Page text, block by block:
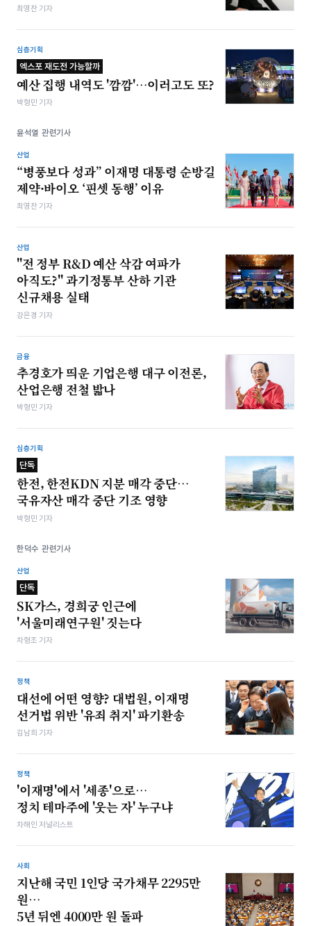
최영찬 기자
심층기획
엑스포 재도전 가능할까
예산 집행 내역도 '깜깜'…이러고도 또?
박형민 기자
윤석열 관련기사
산업
“병풍보다 성과” 이재명 대통령 순방길
제약·바이오 ‘핀셋 동행’ 이유
최영찬 기자
산업
"전 정부 R&D 예산 삭감 여파가
아직도?" 과기정통부 산하 기관
신규채용 실태
강은경 기자
금융
추경호가 띄운 기업은행 대구 이전론,
산업은행 전철 밟나
박형민 기자
심층기획
단독
한전, 한전KDN 지분 매각 중단…
국유자산 매각 중단 기조 영향
박형민 기자
한덕수 관련기사
산업
단독
SK가스, 경희궁 인근에
'서울미래연구원' 짓는다
차형조 기자
정책
대선에 어떤 영향? 대법원, 이재명
선거법 위반 '유죄 취지' 파기환송
김남희 기자
정책
'이재명'에서 '세종'으로…
정치 테마주에 '웃는 자' 누구냐
차해인 저널리스트
사회
지난해 국민 1인당 국가채무 2295만
원…
5년 뒤엔 4000만 원 돌파